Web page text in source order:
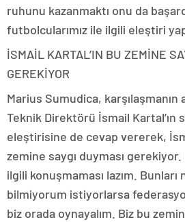
ruhunu kazanmaktı onu da
futbolcularımız ile ilgili eleştiri
İSMAİL KARTAL’IN BU ZEMİNE
GEREKİYOR
Marius Sumudica, karşılaşmanın
Teknik Direktörü İsmail Kartal’ın
eleştirisine de cevap vererek,
zemine saygı duyması
ilgili konuşmaması lazım.
bilmiyorum istiyorlarsa
biz orada oynayalım. Biz bu